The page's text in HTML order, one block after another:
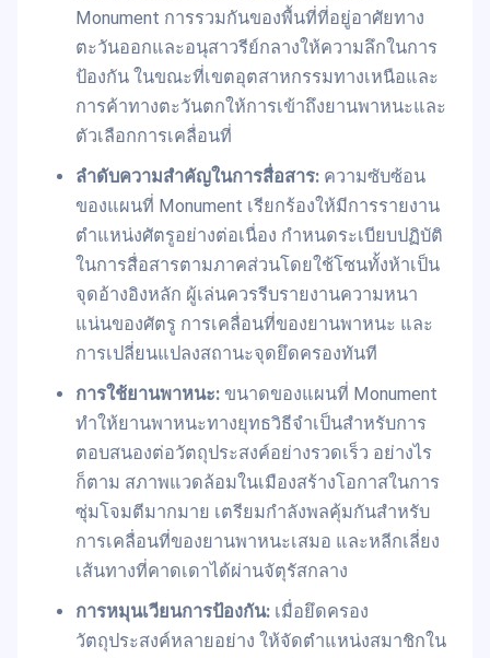
Monument การรวมกันของพื้นที่ที่อยู่อาศัยทาง
ตะวันออกและอนุสาวรีย์กลางให้ความลึกในการ
ป้องกัน ในขณะที่เขตอุตสาหกรรมทางเหนือและ
การค้าทางตะวันตกให้การเข้าถึงยานพาหนะและ
ตัวเลือกการเคลื่อนที่
ลำดับความสำคัญในการสื่อสาร:ความซับซ้อน
ของแผนที่ Monument เรียกร้องให้มีการรายงาน
ตำแหน่งศัตรูอย่างต่อเนื่อง กำหนดระเบียบปฏิบัติ
ในการสื่อสารตามภาคส่วนโดยใช้โซนทั้งห้าเป็น
จุดอ้างอิงหลัก ผู้เล่นควรรีบรายงานความหนา
แน่นของศัตรู การเคลื่อนที่ของยานพาหนะ และ
การเปลี่ยนแปลงสถานะจุดยึดครองทันที
การใช้ยานพาหนะ:ขนาดของแผนที่ Monument
ทำให้ยานพาหนะทางยุทธวิธีจำเป็นสำหรับการ
ตอบสนองต่อวัตถุประสงค์อย่างรวดเร็ว อย่างไร
ก็ตาม สภาพแวดล้อมในเมืองสร้างโอกาสในการ
ซุ่มโจมตีมากมาย เตรียมกำลังพลคุ้มกันสำหรับ
การเคลื่อนที่ของยานพาหนะเสมอ และหลีกเลี่ยง
เส้นทางที่คาดเดาได้ผ่านจัตุรัสกลาง
การหมุนเวียนการป้องกัน:เมื่อยึดครอง
วัตถุประสงค์หลายอย่าง ให้จัดตำแหน่งสมาชิกใน